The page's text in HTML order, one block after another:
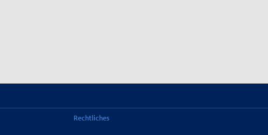
Rechtliches